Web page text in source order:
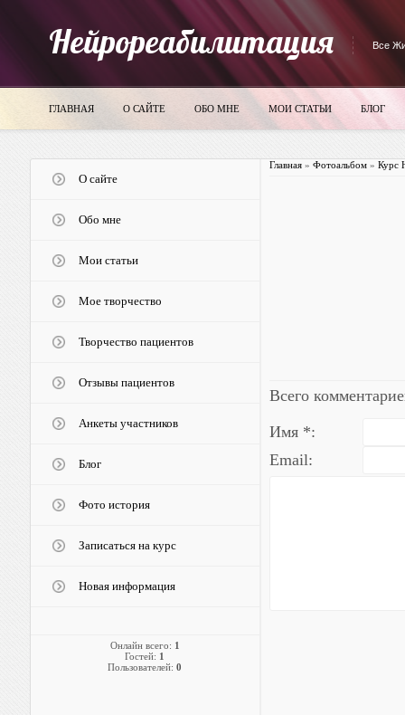
Нейрореабилитация Все
ГЛАВНАЯ О САЙТЕ ОБО МНЕ МОИ СТАТЬИ БЛОГ
О сайте
Обо мне
Мои статьи
Мое творчество
Творчество пациентов
Отзывы пациентов
Анкеты участников
Блог
Фото история
Записаться на курс
Новая информация
Онлайн всего: 1
Гостей: 1
Пользователей: 0
Главная» Фотоальбом» Курс
Всего
Имя *:
Email: